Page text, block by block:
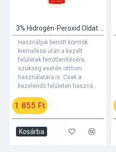
Használjuk benőtt körmök
kiemelése után a kezelt
felületek fertőtlenítésére,
szükség esetén otthoni
használatára is. Csak a
kezelendő felületen haszná..
1 855 Ft
Kosárba